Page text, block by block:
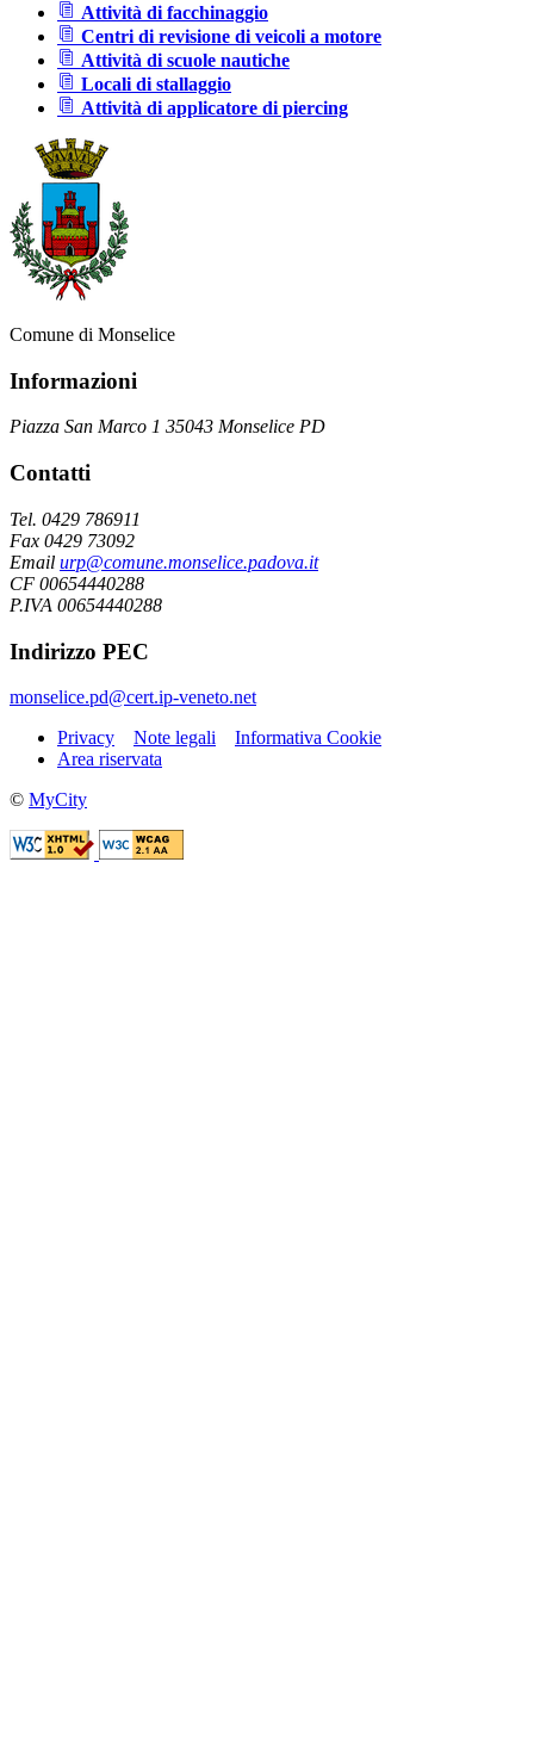
Attività di facchinaggio
Centri di revisione di veicoli a motore
Attività di scuole nautiche
Locali di stallaggio
Attività di applicatore di piercing
Comune di Monselice
Informazioni
Piazza San Marco 1 35043 Monselice PD
Contatti
Tel. 0429 786911
Fax 0429 73092
Email urp@comune.monselice.padova.it
CF 00654440288
P.IVA 00654440288
Indirizzo PEC
monselice.pd@cert.ip-veneto.net
Privacy
Note legali
Informativa Cookie
Area riservata
© MyCity